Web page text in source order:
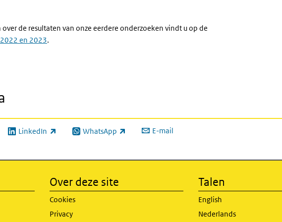
de resultaten van onze eerdere onderzoeken vindt u op de
en 2023.
LinkedIn
(externe link) WhatsApp
(externe link) E-mail
Over deze site
Cookies
Privacy
Talen
English
Nederlands